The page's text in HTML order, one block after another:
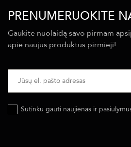
PRENUMERUOKITE
Gaukite nuolaidą savo pirmam
apie naujus produktus pirmieji!
Sutinku gauti naujienas ir